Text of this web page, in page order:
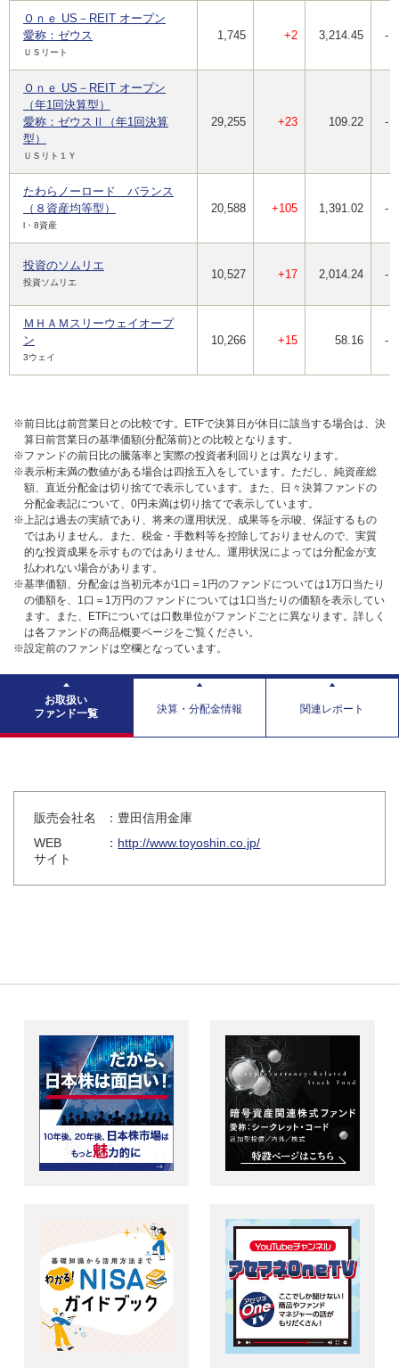
Ｏｎｅ US－REIT オープン
愛称：ゼウス
ＵＳリート
1,745 +2 3,214.45 -
Ｏｎｅ US－REIT オープン
（年1回決算型）
愛称：ゼウスⅡ（年1回決算
型）
ＵＳリト１Ｙ
29,255 +23 109.22 -
たわらノーロード バランス
（８資産均等型）
l・8資産
20,588 +105 1,391.02 -
投資のソムリエ
投資ソムリエ
10,527 +17 2,014.24 -
ＭＨＡＭスリーウェイオープ
ン
3ウェイ
10,266 +15 58.16 -
※前日比は前営業日との比較です。ETFで決算日が休日に該当する場合は、決
算日前営業日の基準価額(分配落前)との比較となります。
※ファンドの前日比の騰落率と実際の投資者利回りとは異なります。
※表示桁未満の数値がある場合は四捨五入をしています。ただし、純資産総
額、直近分配金は切り捨てで表示しています。また、日々決算ファンドの
分配金表記について、0円未満は切り捨てで表示しています。
※上記は過去の実績であり、将来の運用状況、成果等を示唆、保証するもの
ではありません。また、税金・手数料等を控除しておりませんので、実質
的な投資成果を示すものではありません。運用状況によっては分配金が支
払われない場合があります。
※基準価額、分配金は当初元本が1口＝1円のファンドについては1万口当たり
の価額を、1口＝1万円のファンドについては1口当たりの価額を表示してい
ます。また、ETFについては口数単位がファンドごとに異なります。詳しく
は各ファンドの商品概要ページをご覧ください。
※設定前のファンドは空欄となっています。
お取扱い
ファンド一覧
決算・分配金情報 関連レポート
販売会社名
：豊田信用金庫
WEB
サイト
： http://www.toyoshin.co.jp/